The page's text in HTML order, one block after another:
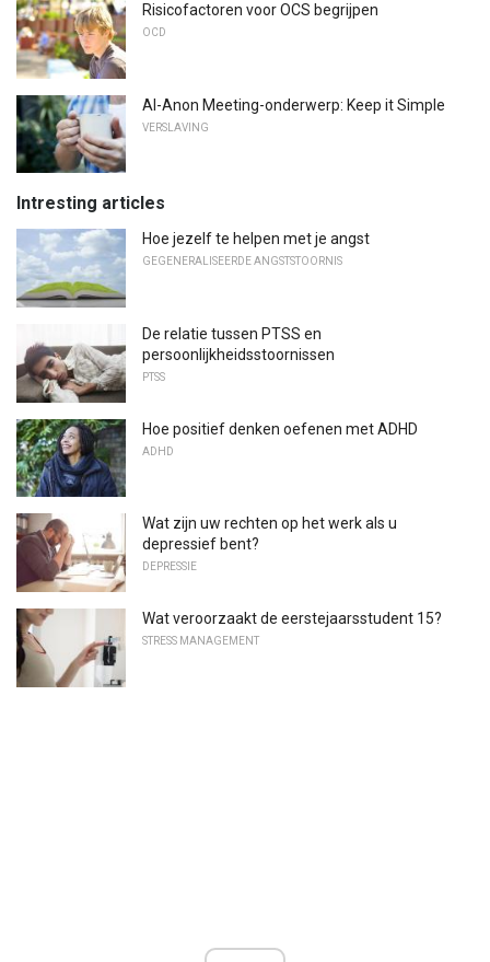
Risicofactoren voor OCS begrijpen
OCD
Al-Anon Meeting-onderwerp: Keep it Simple
VERSLAVING
Intresting articles
Hoe jezelf te helpen met je angst
GEGENERALISEERDE ANGSTSTOORNIS
De relatie tussen PTSS en
persoonlijkheidsstoornissen
PTSS
Hoe positief denken oefenen met ADHD
ADHD
Wat zijn uw rechten op het werk als u
depressief bent?
DEPRESSIE
Wat veroorzaakt de eerstejaarsstudent 15?
STRESS MANAGEMENT